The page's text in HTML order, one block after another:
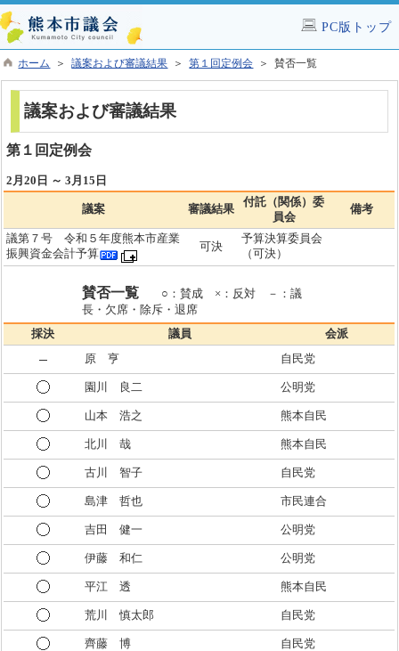
PC版トップ
ホーム ＞議案および審議結果 ＞第１回定例会 ＞ 賛否一覧
議案および審議結果
第１回定例会
2月20日 ～ 3月15日
議案 審議結果
付託（関係）委
員会
備考
議第７号 令和５年度熊本市産業
振興資金会計予算
可決
予算決算委員会
（可決）
賛否一覧
○：賛成 ×：反対 －：議
長・欠席・除斥・退席
採決 議員
会派
原 亨
自民党
園川 良二 公明党
山本 浩之 熊本自民
北川 哉 熊本自民
古川 智子 自民党
島津 哲也 市民連合
吉田 健一 公明党
伊藤 和仁 公明党
平江 透 熊本自民
荒川 慎太郎 自民党
齊藤 博 自民党